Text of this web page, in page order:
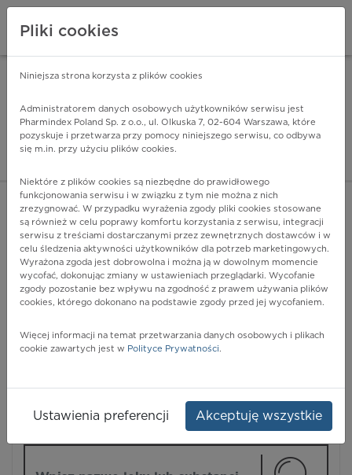
Pharmindex - lider
ZALOGUJ SIĘ
POKAŻ FILTRY
Pharmindex
Pliki cookies
Niniejsza strona korzysta z plików cookies
Administratorem danych osobowych użytkowników serwisu jest
Pharmindex Poland Sp. z o.o., ul. Olkuska 7, 02-604 Warszawa, które
pozyskuje i przetwarza przy pomocy niniejszego serwisu, co odbywa
się m.in. przy użyciu plików cookies.
Niektóre z plików cookies są niezbędne do prawidłowego
funkcjonowania serwisu i w związku z tym nie można z nich
zrezygnować. W przypadku wyrażenia zgody pliki cookies stosowane
są również w celu poprawy komfortu korzystania z serwisu, integracji
serwisu z treściami dostarczanymi przez zewnętrznych dostawców i w
celu śledzenia aktywności użytkowników dla potrzeb marketingowych.
Wyrażona zgoda jest dobrowolna i można ją w dowolnym momencie
wycofać, dokonując zmiany w ustawieniach przeglądarki. Wycofanie
zgody pozostanie bez wpływu na zgodność z prawem używania plików
cookies, którego dokonano na podstawie zgody przed jej wycofaniem.
Więcej informacji na temat przetwarzania danych osobowych i plikach
cookie zawartych jest w Polityce Prywatności.
Ustawienia preferencji Akceptuję wszystkie
ZA DARMO - w Google Play INSTALUJ